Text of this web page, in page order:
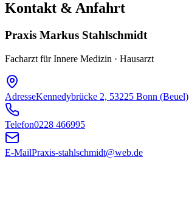
Kontakt & Anfahrt
Praxis Markus Stahlschmidt
Facharzt für Innere Medizin · Hausarzt
AdresseKennedybrücke 2, 53225 Bonn (Beuel)
Telefon0228 466995
E-MailPraxis-stahlschmidt@web.de